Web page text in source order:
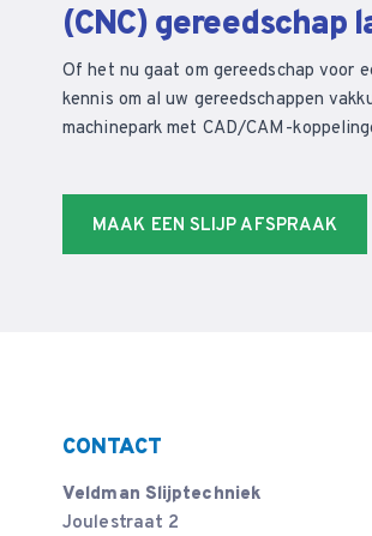
(CNC) gereedschap
Of het nu gaat om gereedschap voor
kennis om al uw gereedschappen
machinepark met CAD/CAM-
MAAK EEN SLIJP AFSPRAAK
CONTACT
Veldman Slijptechniek
Joulestraat 2